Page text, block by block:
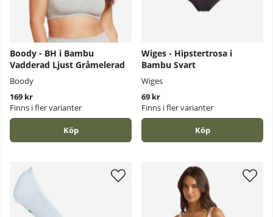
Boody - BH i Bambu
Vadderad Ljust Gråmelerad
Boody
169 kr
Finns i fler varianter
Köp
Wiges - Hipstertrosa i
Bambu Svart
Wiges
69 kr
Finns i fler varianter
Köp